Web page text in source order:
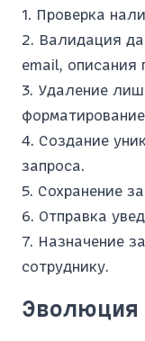
Проверка
Валидация
email, описания
Удаление
Создание
запроса.
Сохранение
Отправка
Назначение
сотруднику.
Эволюция